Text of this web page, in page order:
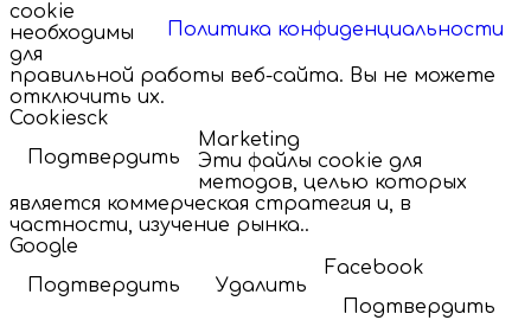
Политика конфиденциальности
cookie
необходимы
для
правильной работы веб-сайта. Вы не можете
отключить их.
Cookiesck
Подтвердить
Marketing
Эти файлы cookie для
методов, целью которых
является коммерческая стратегия и, в
частности, изучение рынка..
Google
Подтвердить
Удалить
Facebook
Подтвердить